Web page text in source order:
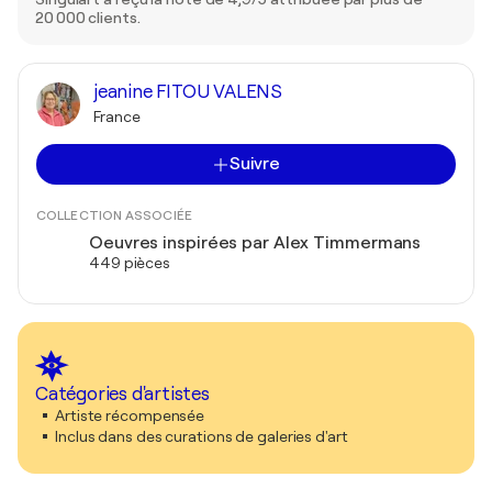
20 000 clients.
jeanine FITOU VALENS
France
Suivre
COLLECTION ASSOCIÉE
Oeuvres inspirées par Alex Timmermans
449 pièces
Catégories d'artistes
Artiste récompensée
Inclus dans des curations de galeries d'art